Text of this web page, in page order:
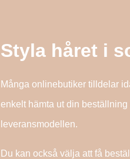
Styla håret i
Många onlinebutiker tilldelar
enkelt hämta ut din
leveransmodellen.
Du kan också välja att få